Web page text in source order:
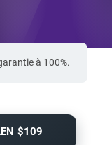
à 100%.
$109